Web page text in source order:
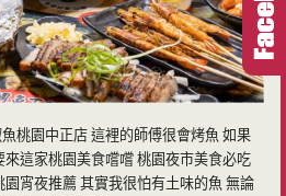
桃園中正店 這裡的師傅很會烤魚 如果
這家桃園美食嚐嚐 桃園夜市美食必吃
宵夜推薦 其實我很怕有土味的魚 無論